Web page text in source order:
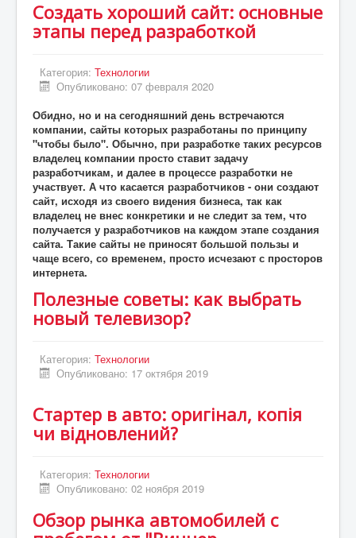
ES
PL
Cоздать хороший сайт: основные
этапы перед разработкой
Категория: Технологии
Опубликовано: 07 февраля 2020
Обидно, но и на сегодняшний день встречаются
компании, сайты которых разработаны по принципу
"чтобы было". Обычно, при разработке таких ресурсов
владелец компании просто ставит задачу
разработчикам, и далее в процессе разработки не
участвует. А что касается разработчиков - они создают
сайт, исходя из своего видения бизнеса, так как
владелец не внес конкретики и не следит за тем, что
получается у разработчиков на каждом этапе создания
сайта. Такие сайты не приносят большой пользы и
чаще всего, со временем, просто исчезают с просторов
интернета.
Полезные советы: как выбрать
новый телевизор?
Категория: Технологии
Опубликовано: 17 октября 2019
Стартер в авто: оригінал, копія
чи відновлений?
Категория: Технологии
Опубликовано: 02 ноября 2019
Обзор рынка автомобилей с